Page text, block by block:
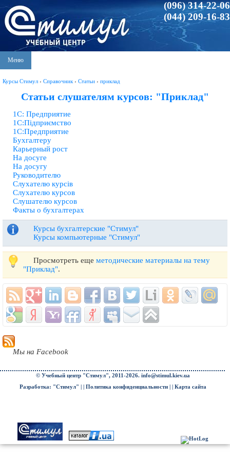
(096) 314-22-06
(044) 209-16-83
Меню
Курсы Стимул › Справочник › Статьи › приклад
Статьи слушателям курсов: "Приклад"
1С: Предприятие
1С:Підприємство
1С:Предприятие
Бухгалтеру
Карьерный рост
На досуге
На досугу
Руководителю
Слухателю курсів
Слухателю курсов
Слушателю курсов
Факты о бухгалтерах
Курсы бухгалтерские "Стимул"
Курсы компьютерные "Стимул"
Просмотреть еще методические материалы на тему
"Приклад".
Мы на Facebook
© Учебный центр "Стимул", 2011-2026. info@stimul.kiev.ua
Разработка: "Стимул" | | Политика конфиденциальности| | Карта сайта